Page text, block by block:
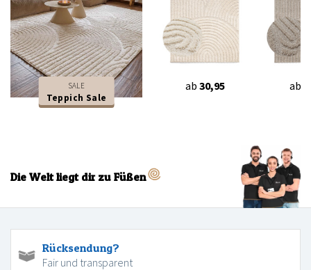
SALE
Teppich Sale
ab 30,95 ab
Die Welt liegt dir zu Füßen
Rücksendung?
Fair und transparent